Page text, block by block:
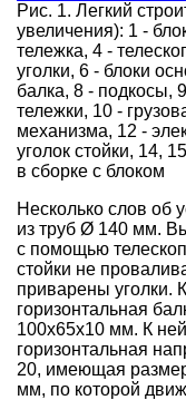
Рис. 1. Легкий
увеличения): 1 -
тележка, 4 -
уголки, 6 - блоки
балка, 8 - подкосы,
тележки, 10 -
механизма, 12 -
уголок стойки, 14,
в сборке с блоком
Несколько слов об
из труб Ø 140 мм.
с помощью
стойки не
приварены уголки.
горизонтальная
100х65х10 мм. К
горизонтальная
20, имеющая
мм, по которой